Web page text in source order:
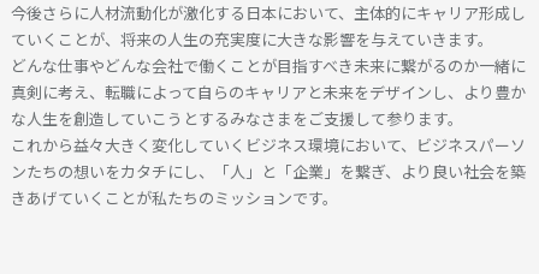
今後さらに人材流動化が激化する日本において、主体的にキャリア形成し
ていくことが、将来の人生の充実度に大きな影響を与えていきます。
どんな仕事やどんな会社で働くことが目指すべき未来に繋がるのか一緒に
真剣に考え、転職によって自らのキャリアと未来をデザインし、より豊か
な人生を創造していこうとするみなさまをご支援して参ります。
これから益々大きく変化していくビジネス環境において、ビジネスパーソ
ンたちの想いをカタチにし、「人」と「企業」を繋ぎ、より良い社会を築
きあげていくことが私たちのミッションです。